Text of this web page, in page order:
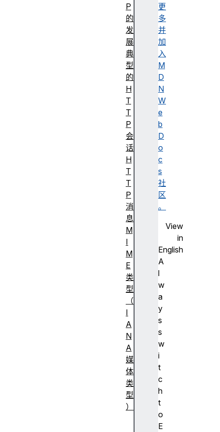
更
多
并
加
入
M
D
N
W
e
b
D
o
c
s
社
区
。
View
in
English
A
l
w
a
y
s
s
w
i
t
c
h
t
o
E
P
的
发
展
典
型
的
H
T
T
P
会
话
H
T
T
P
消
息
M
I
M
E
类
型
（
I
A
N
A
媒
体
类
型
）